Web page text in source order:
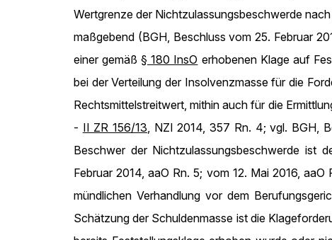
Wertgrenze der Nichtzulassungsbeschwerde
maßgebend (BGH, Beschluss vom 25. Februar
einer gemäß§ 180 InsO erhobenen Klage auf
bei der Verteilung der Insolvenzmasse für die
Rechtsmittelstreitwert, mithin auch für die
- II ZR 156/13, NZI 2014, 357 Rn. 4; vgl. BGH,
Beschwer der Nichtzulassungsbeschwerde ist
Februar 2014, aaO Rn. 5; vom 12. Mai 2016,
mündlichen Verhandlung vor dem
Schätzung der Schuldenmasse ist die